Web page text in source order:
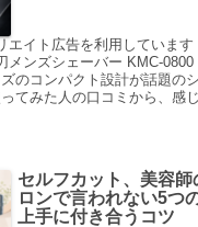
エイト広告を利用していま
メンズシェーバー KMC-0800
のコンパクト設計が話題の
てみた人の口コミから、感
セルフカット、美容師
ロンで言われない5つ
上手に付き合うコツ